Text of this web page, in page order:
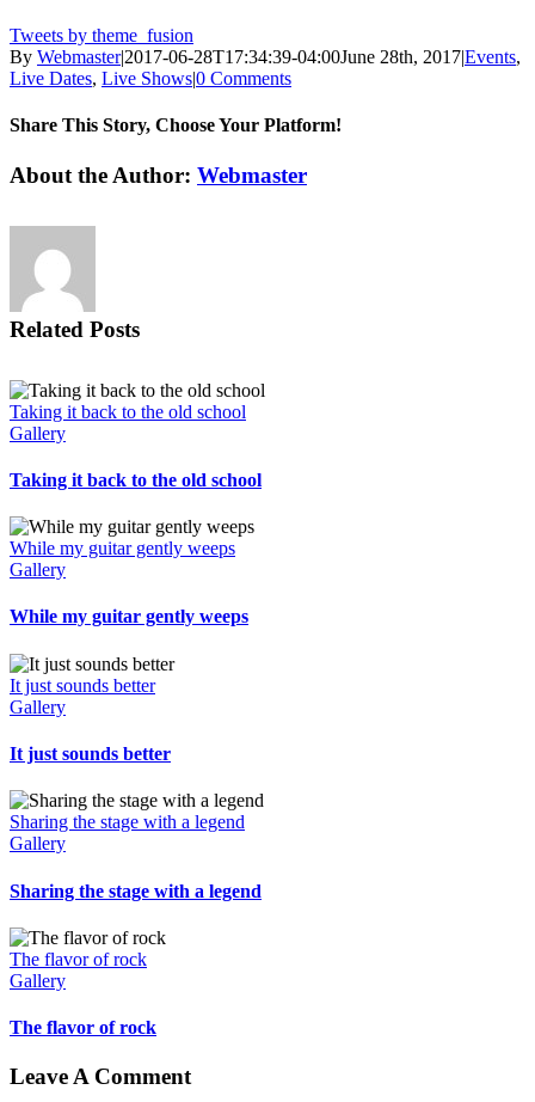
Tweets by theme_fusion
By Webmaster|2017-06-28T17:34:39-04:00June 28th, 2017|Events,
Live Dates, Live Shows|0 Comments
Share This Story, Choose Your Platform!
Facebook
X
Reddit
LinkedIn
WhatsApp
Tumblr
Pinterest
Vk
Email
About the Author: Webmaster
Related Posts
Taking it back to the old school
Gallery
Taking it back to the old school
While my guitar gently weeps
Gallery
While my guitar gently weeps
It just sounds better
Gallery
It just sounds better
Sharing the stage with a legend
Gallery
Sharing the stage with a legend
The flavor of rock
Gallery
The flavor of rock
Leave A Comment